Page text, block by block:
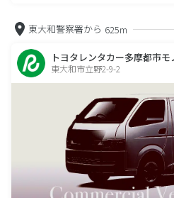
東大和警察署から 625m
トヨタレンタカー多摩都市
東大和市立野2-9-2